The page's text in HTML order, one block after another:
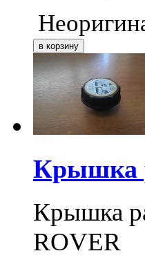
Крышка
Крышка
ROVER